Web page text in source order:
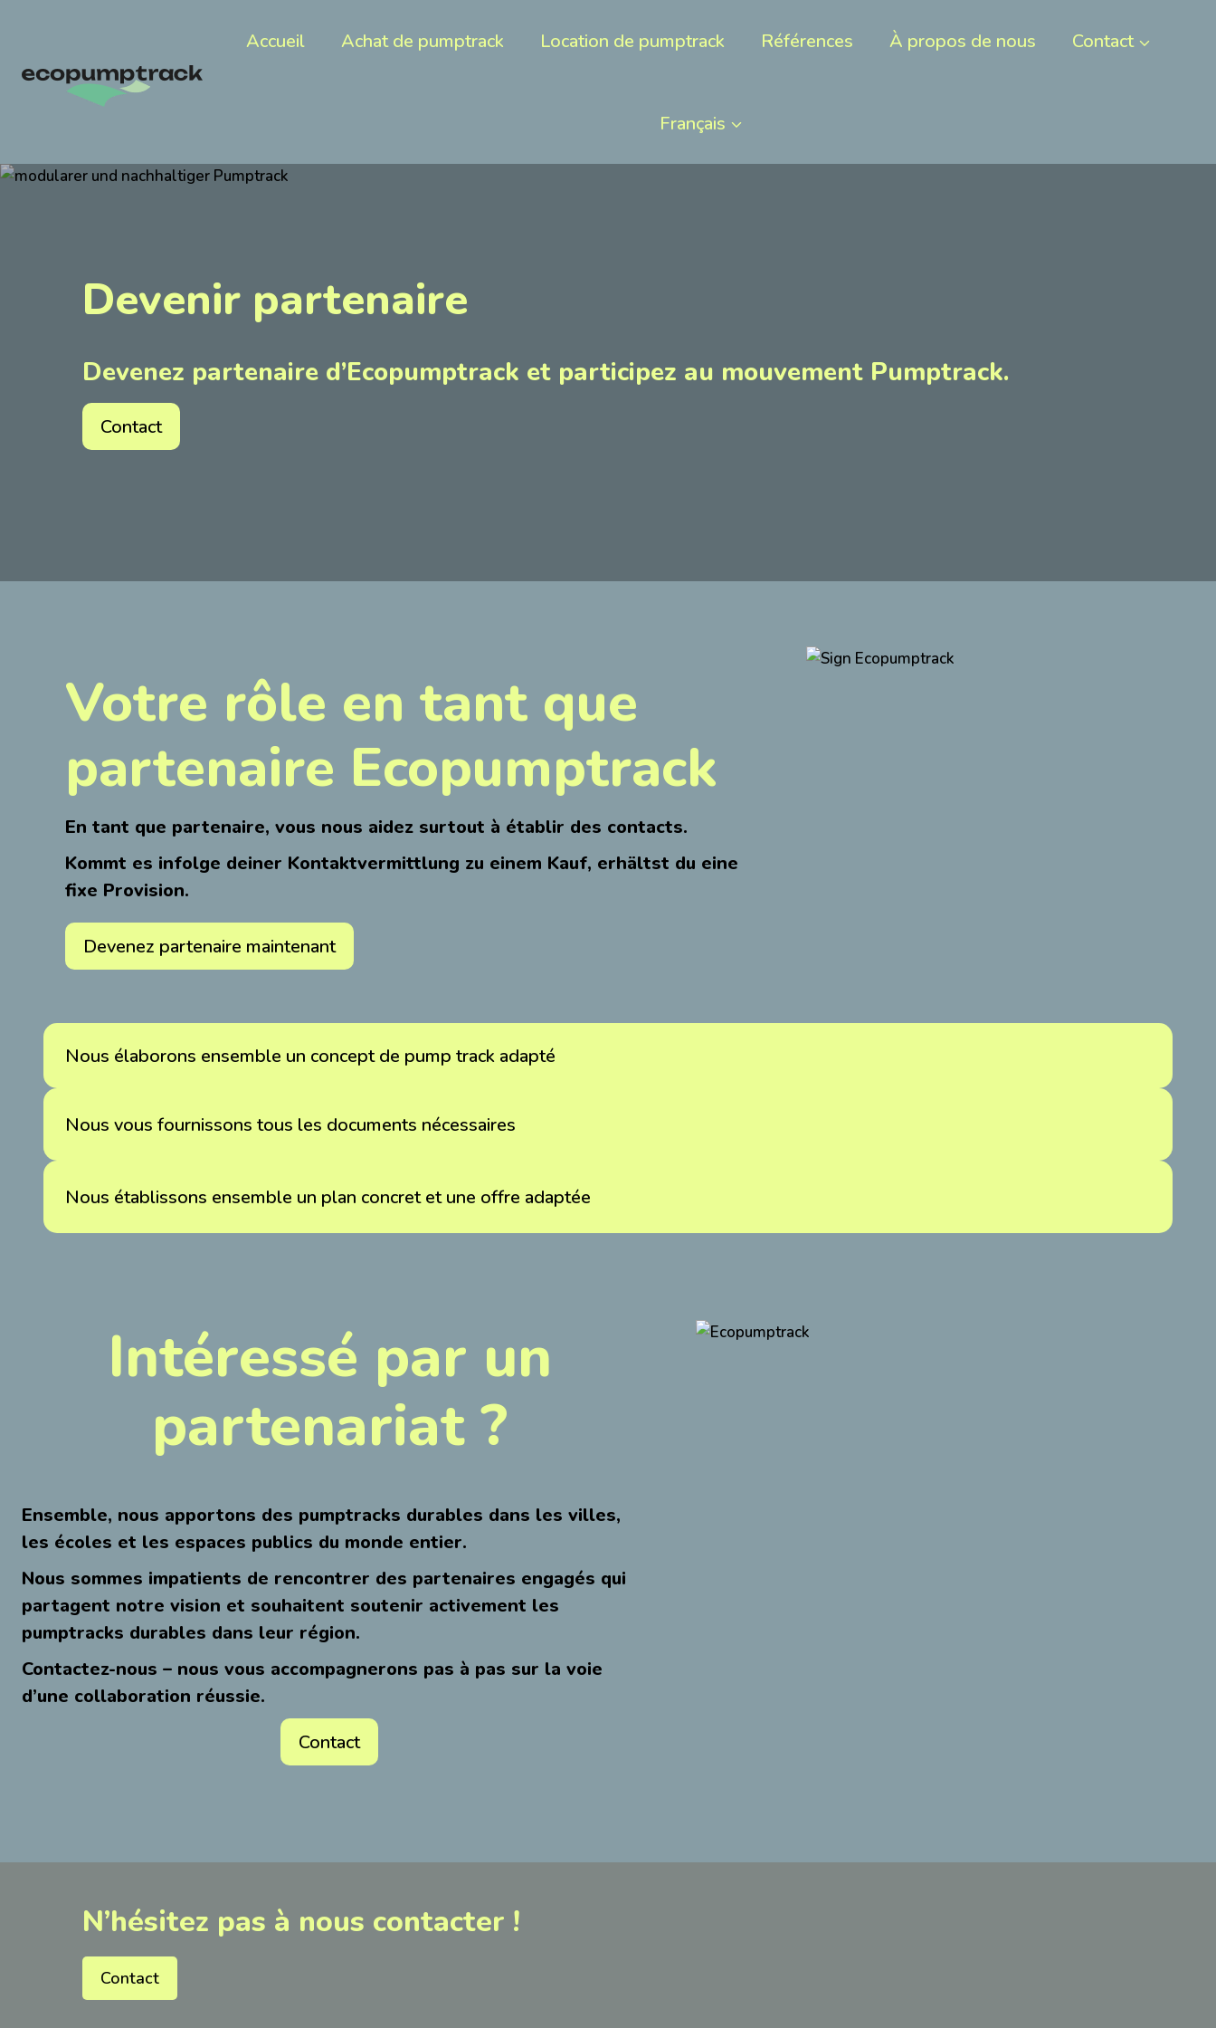
Accueil Achat de pumptrack Location de pumptrack Références À propos de nous Contact
Français
Devenir partenaire
Devenez partenaire d’Ecopumptrack et participez au mouvement Pumptrack.
Contact
Votre rôle en tant que
partenaire Ecopumptrack
En tant que partenaire, vous nous aidez surtout à établir des contacts.
Kommt es infolge deiner Kontaktvermittlung zu einem Kauf, erhältst du eine
fixe Provision.
Devenez partenaire maintenant
Nous élaborons ensemble un concept de pump track adapté
Nous vous fournissons tous les documents nécessaires
Nous établissons ensemble un plan concret et une offre adaptée
Intéressé par un
partenariat ?
Ensemble, nous apportons des pumptracks durables dans les villes,
les écoles et les espaces publics du monde entier.
Nous sommes impatients de rencontrer des partenaires engagés qui
partagent notre vision et souhaitent soutenir activement les
pumptracks durables dans leur région.
Contactez-nous – nous vous accompagnerons pas à pas sur la voie
d’une collaboration réussie.
Contact
N’hésitez pas à nous contacter !
Contact